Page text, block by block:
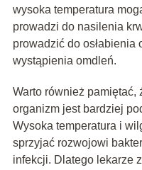
wysoka temperatura
prowadzi do nasilenia
prowadzić do osłabienia
wystąpienia omdleń.
Warto również pamiętać,
organizm jest bardziej
Wysoka temperatura i
sprzyjać rozwojowi
infekcji. Dlatego lekarze